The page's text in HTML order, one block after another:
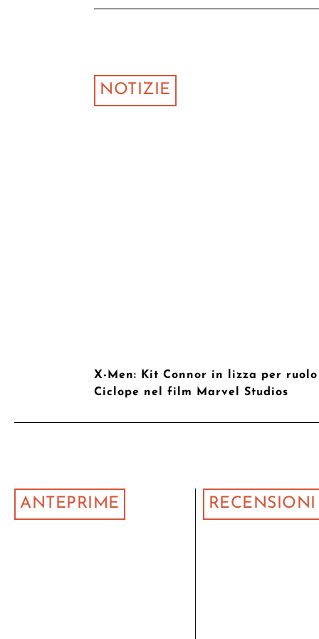
NOTIZIE
X-Men: Kit Connor in lizza per
Ciclope nel film Marvel Studios
ANTEPRIME RECENSIONI